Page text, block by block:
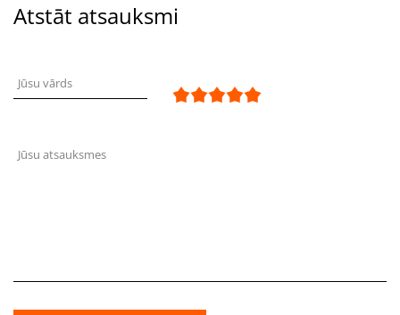
Atstāt atsauksmi
Jūsu vārds
Jūsu atsauksmes